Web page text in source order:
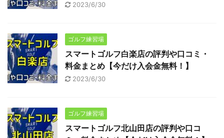
2023/6/30
ゴルフ練習場
スマートゴルフ白楽店の評判や口コミ・
料金まとめ【今だけ入会金無料！】
2023/6/30
ゴルフ練習場
スマートゴルフ北山田店の評判や口コ